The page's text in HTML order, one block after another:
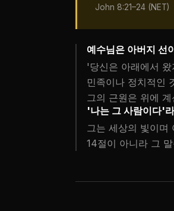
John 8:21–24 (NET)
예수님은 아버지 선
'당신은 아래에서
민족이나 정치적인
그의 근원은 위에
'나는 그 사람이다'
그는 세상의 빛이며
14절이 아니라 그